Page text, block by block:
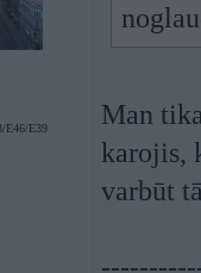
E46/E39
Man
karojis,
varbūt